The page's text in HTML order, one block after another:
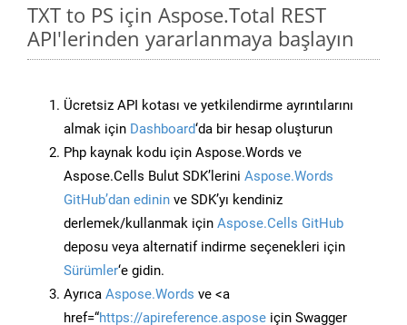
TXT to PS için Aspose.Total REST
API'lerinden yararlanmaya başlayın
Ücretsiz API kotası ve yetkilendirme ayrıntılarını
almak için Dashboard‘da bir hesap oluşturun
Php kaynak kodu için Aspose.Words ve
Aspose.Cells Bulut SDK’lerini Aspose.Words
GitHub’dan edinin ve SDK’yı kendiniz
derlemek/kullanmak için Aspose.Cells GitHub
deposu veya alternatif indirme seçenekleri için
Sürümler‘e gidin.
Ayrıca Aspose.Words ve <a
href=“https://apireference.aspose için Swagger